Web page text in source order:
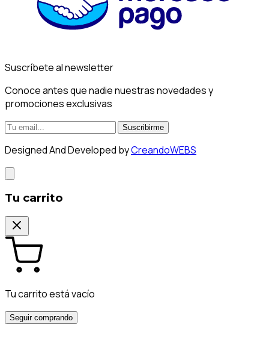
Suscríbete al newsletter
Conoce antes que nadie nuestras novedades y
promociones exclusivas
Suscribirme
Designed And Developed byCreandoWEBS
Tu carrito
Tu carrito está vacío
Seguir comprando